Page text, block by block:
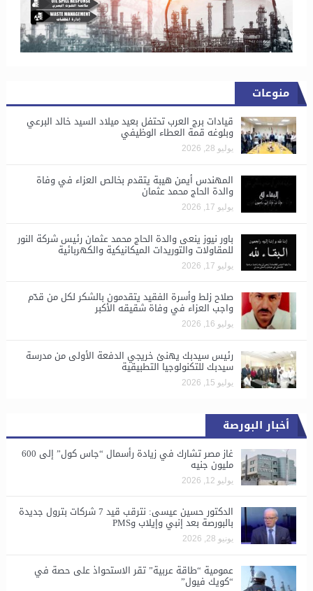
منوعات
قيادات برج العرب تحتفل بعيد ميلاد السيد خالد البرعي
وبلوغه قمة العطاء الوظيفي
يوليو 28, 2026
المهندس أيمن هيبة يتقدم بخالص العزاء في وفاة
والدة الحاج محمد عثمان
يوليو 17, 2026
باور نيوز ينعى والدة الحاج محمد عثمان رئيس شركة النور
للمقاولات والتوريدات الميكانيكية والكهربائية
يوليو 17, 2026
صلاح زلط وأسرة الفقيد يتقدمون بالشكر لكل من قدّم
واجب العزاء في وفاة شقيقه الأكبر
يوليو 16, 2026
رئيس سيدبك يهنئ خريجي الدفعة الأولى من مدرسة
سيدبك للتكنولوجيا التطبيقية
يوليو 15, 2026
أخبار البورصة
غاز مصر تشارك في زيادة رأسمال “جاس كول” إلى 600
مليون جنيه
يوليو 12, 2026
الدكتور حسين عيسى: نترقب قيد 7 شركات بترول جديدة
بالبورصة بعد إنبي وإيلاب وPMS
يونيو 28, 2026
​عمومية “طاقة عربية” تقر الاستحواذ على حصة في
“كويك فيول”